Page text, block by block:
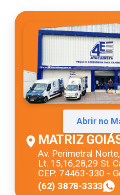
Abrir no
MATRIZ
Av. Perimetral
Lt. 15,16,28,29 St.
CEP: 74463-330 -
(62) 3878-3333